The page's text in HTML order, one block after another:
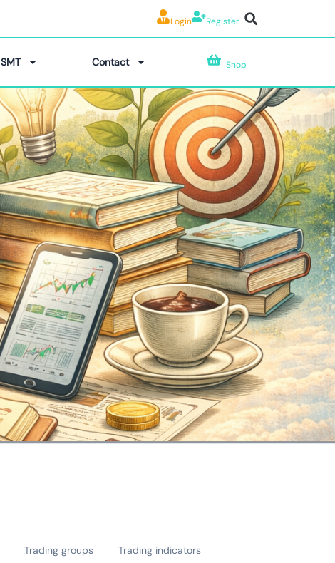
Login Register
SMT Contact Shop
Trading groups
Trading indicators